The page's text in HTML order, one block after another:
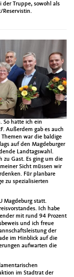
der Truppe, sowohl als
Reservistin.
So hatte ich ein
Außerdem gab es auch
war die baldige
auf den Magdeburger
Landtagswahl.
zu Gast. Es ging um die
Sicht müssen wir
Für planbare
zu spezialisierten
Magdeburg statt.
Ich habe
mit rund 94 Prozent
und ich freue
der
im Hinblick auf die
aufwarten die
im Stadtrat der